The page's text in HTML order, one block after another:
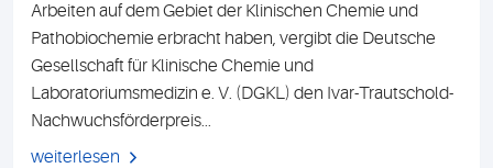
Arbeiten auf dem Gebiet der Klinischen Chemie und
Pathobiochemie erbracht haben, vergibt die Deutsche
Gesellschaft für Klinische Chemie und
Laboratoriumsmedizin e. V. (DGKL) den Ivar-Trautschold-
Nachwuchsförderpreis...
weiterlesen